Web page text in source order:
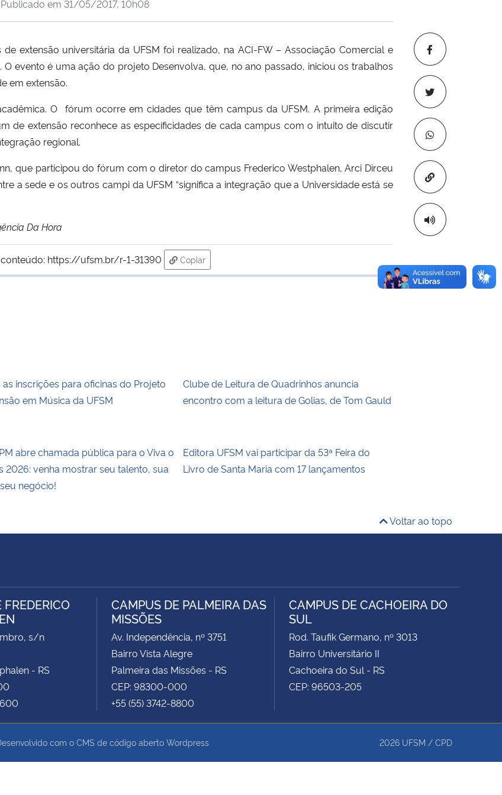
Copiar para
Publicado em 31/05/2017, 10h08
extensão universitária da UFSM foi realizado, na ACI-FW – Associação Comercial e
evento é uma ação do projeto Desenvolva, que, no ano passado, iniciou os trabalhos
em extensão.
O fórum ocorre em cidades que têm campus da UFSM. A primeira edição
de extensão reconhece as especificidades de cada campus com o intuito de discutir
regional.
que participou do fórum com o diretor do campus Frederico Westphalen, Arci Dirceu
a sede e os outros campi da UFSM “significa a integração que a Universidade está se
Da Hora
https://ufsm.br/r-1-31390
Copiar
para área de transferência
inscrições para oficinas do Projeto
em Música da UFSM
Clube de Leitura de Quadrinhos anuncia
encontro com a leitura de Golias, de Tom Gauld
abre chamada pública para o Viva o
2026: venha mostrar seu talento, sua
negócio!
Editora UFSM vai participar da 53ª Feira do
Livro de Santa Maria com 17 lançamentos
Voltar ao topo
s/n
- RS
CAMPUS DE PALMEIRA DAS
MISSÕES
Av. Independência, nº 3751
Bairro Vista Alegre
Palmeira das Missões - RS
CEP: 98300-000
+55 (55) 3742-8800
CAMPUS DE CACHOEIRA DO
SUL
Rod. Taufik Germano, nº 3013
Bairro Universitário II
Cachoeira do Sul - RS
CEP: 96503-205
com o CMS de código aberto Wordpress 2026 UFSM / CPD